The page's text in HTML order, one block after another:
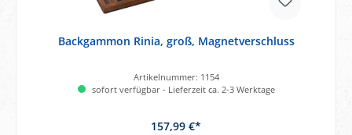
Backgammon Rinia, groß, Magnetverschluss
Artikelnummer: 1154
sofort verfügbar - Lieferzeit ca. 2-3 Werktage
157,99 €*